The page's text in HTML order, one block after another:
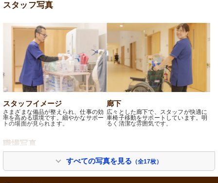
スタッフ写真
スタッフイメージ
さまざまな備品が整えられ、仕事の効
率を高める環境です。細やかなサポー
トの場面が見られます。
廊下
広々とした廊下で、スタッフが快適に
車椅子移動をサポートしています。明
るく清潔な雰囲気です。
職場写真
すべての写真を見る （全17枚）